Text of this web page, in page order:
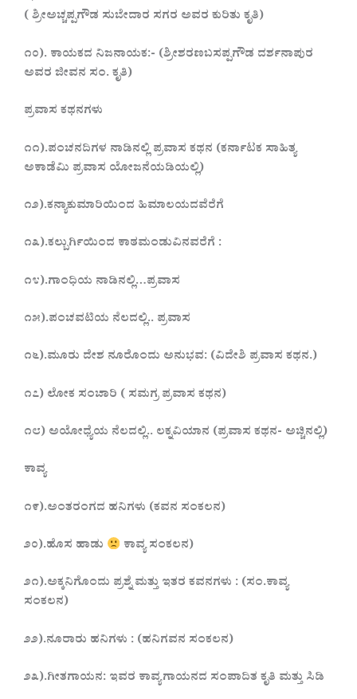
( ಶ್ರೀಅಚ್ಚಪ್ಪಗೌಡ ಸುಬೇದಾರ ಸಗರ ಅವರ ಕುರಿತು ಕೃತಿ)
೧೦). ಕಾಯಕದ ನಿಜನಾಯಕ:- (ಶ್ರೀಶರಣಬಸಪ್ಪಗೌಡ ದರ್ಶನಾಪುರ
ಅವರ ಜೀವನ ಸಂ. ಕೃತಿ)
ಪ್ರವಾಸ ಕಥನಗಳು
೧೧).ಪಂಚನದಿಗಳ ನಾಡಿನಲ್ಲಿ ಪ್ರವಾಸ ಕಥನ (ಕರ್ನಾಟಕ ಸಾಹಿತ್ಯ
ಅಕಾಡೆಮಿ ಪ್ರವಾಸ ಯೋಜನೆಯಡಿಯಲ್ಲಿ)
೧೨).ಕನ್ಯಾಕುಮಾರಿಯಿಂದ ಹಿಮಾಲಯದವೆರೆಗೆ
೧೩).ಕಲ್ಬುರ್ಗಿಯಿಂದ ಕಾಠಮಂಡುವಿನವರೆಗೆ :
೧೪).ಗಾಂಧಿಯ ನಾಡಿನಲ್ಲಿ…ಪ್ರವಾಸ
೧೫).ಪಂಚವಟಿಯ ನೆಲದಲ್ಲಿ.. ಪ್ರವಾಸ
೧೬).ಮೂರು ದೇಶ ನೂರೊಂದು ಅನುಭವ: (ವಿದೇಶಿ ಪ್ರವಾಸ ಕಥನ.)
೧೭) ಲೋಕ ಸಂಚಾರಿ ( ಸಮಗ್ರ ಪ್ರವಾಸ ಕಥನ)
೧೮) ಅಯೋಧ್ಯೆಯ ನೆಲದಲ್ಲಿ.. ಲಕ್ನವಿಯಾನ (ಪ್ರವಾಸ ಕಥನ- ಅಚ್ಚಿನಲ್ಲಿ)
ಕಾವ್ಯ
೧೯).ಅಂತರಂಗದ ಹನಿಗಳು (ಕವನ ಸಂಕಲನ)
೨೦).ಹೊಸ ಹಾಡು ಕಾವ್ಯ ಸಂಕಲನ)
೨೧).ಅಕ್ಕನಿಗೊಂದು ಪ್ರಶ್ನೆ ಮತ್ತು ಇತರ ಕವನಗಳು : (ಸಂ.ಕಾವ್ಯ
ಸಂಕಲನ)
೨೨).ನೂರಾರು ಹನಿಗಳು : (ಹನಿಗವನ ಸಂಕಲನ)
೨೩).ಗೀತಗಾಯನ: ಇವರ ಕಾವ್ಯಗಾಯನದ ಸಂಪಾದಿತ ಕೃತಿ ಮತ್ತು ಸಿಡಿ